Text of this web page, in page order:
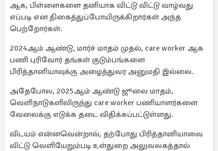
ஆக, பிள்ளைகளை தனியாக விட்டு விட்டு வாழ்வது
எப்படி என திகைத்துப்போயிருக்கிறார்கள் அந்த
பெற்றோர்கள்.
2024ஆம் ஆண்டு, மார்ச் மாதம் முதல், care worker ஆக
பணி புரிவோர் தங்கள் குடும்பங்களை
பிரித்தானியாவுக்கு அழைத்துவர அனுமதி இல்லை.
அதேபோல, 2025ஆம் ஆண்டு ஜூலை மாதம்,
வெளிநாடுகளிலிருந்து care worker பணியாளர்களை
வேலைக்கு எடுக்க தடை விதிக்கப்பட்டுள்ளது.
விடயம் என்னவென்றால், தற்போது பிரித்தானியாவை
விட்டு வெளியேறும்படி உள்துறை அலுவலகத்தால்